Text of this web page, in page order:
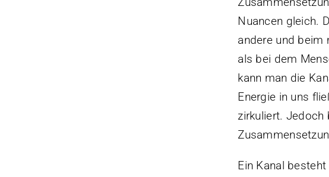
Nuancen gleich.
andere und beim
als bei dem
kann man die
Energie in uns
zirkuliert. Jedoch
Ein Kanal